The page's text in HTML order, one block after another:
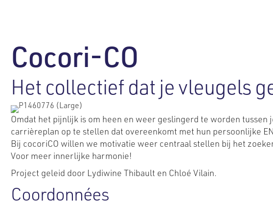
Cocori-CO
Het collectief dat je vleugels
Omdat het pijnlijk is om heen en weer geslingerd te worden
carrièreplan op te stellen dat overeenkomt met hun persoonlijke
Bij cocoriCO willen we motivatie weer centraal stellen bij het
Voor meer innerlijke harmonie!
Project geleid door Lydiwine Thibault en Chloé Vilain.
Coordonnées